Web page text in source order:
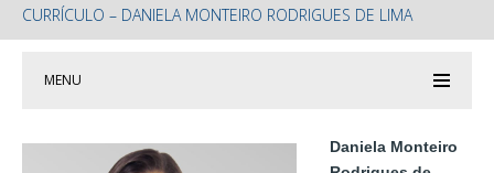
CURRÍCULO – DANIELA MONTEIRO RODRIGUES DE LIMA
MENU
Daniela Monteiro